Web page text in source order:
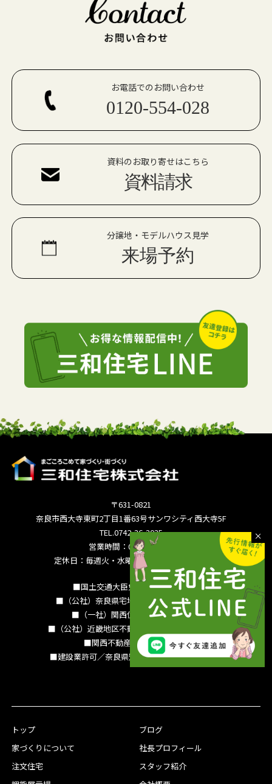
お電話でのお問い合わせ
0120-554-028
資料のお取り寄せはこちら
資料請求
分譲地・モデルハウス見学
来場予約
〒631-0821
奈良市西大寺東町2丁目1番63号サンワシティ西大寺5F
TEL.0742-36-3035
営業時間：09:00～18:00
定休日：毎週火・水曜日 夏季休暇 年末年始
■国土交通大臣免許（15）994号
■（公社）奈良県宅地建物取引業協会会員
■（一社）関西住宅産業協会会員
■（公社）近畿地区不動産公正取引協議会加盟
■関西不動産情報センター
■建設業許可／奈良県知事（特-3）第13786号
トップ
家づくりについて
注文住宅
ブログ
社長プロフィール
スタッフ紹介